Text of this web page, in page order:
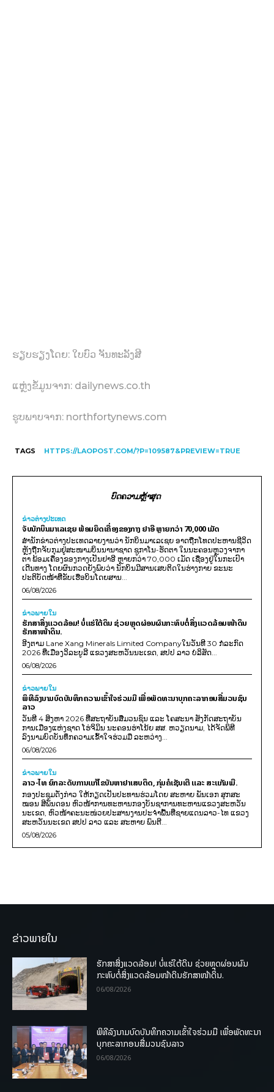
ຮຽບຮຽງໂດຍ: ໃບບົວ ຈັນທະລັງສີ
ແຫຼ່ງຂໍ້ມູນຈາກ: dailynews.co.th
ຮູບພາບຈາກ: northfortynews.com
TAGS HTTPS://LAOPOST.COM/?P=109587&PREVIEW=TRUE
ບົດຄວາມຫຼ້າສຸດ
ຂ່າວຕ່າງປະເທດ
ຈັບນັກບິນມາເລເຊຍ ພ້ອມຍຶດເຄື່ອງຂອງກາງ ຢາອີ ຫຼາຍກວ່າ 70,000 ເມັດ
ສຳນັກຂ່າວຕ່າງປະເທດລາຍງານວ່າ ນັກບິນມາເລເຊຍ ອາດຖືກໂທດປະຫານຊີວິດ
ຫຼັງຖືກຈັບກຸມຢູ່ສະໜາມບິນນານາຊາດ ຊູກາໂນ-ຮັດຕາ ໃນນະຄອນຫຼວງຈາກາ
ຕາ ພ້ອມເຄື່ອງຂອງກາງເປັນຢາອີ ຫຼາຍກວ່າ 70,000 ເມັດ ເຊື່ອງຢູ່ໃນກະເປົາ
ເດີນທາງ ໂດຍຜົນກວດຍັງພົບວ່າ ນັກບິນມີສານເສບຕິດໃນຮ່າງກາຍ ຂະນະ
ປະຕິບັດໜ້າທີ່ຂັບເຮືອບິນໂດຍສານ...
06/08/2026
ຂ່າວພາຍ​ໃນ
ຮັກສາສິ່ງແວດລ້ອມ! ບໍ່ແຮ່ໃຕ້ດິນ ຊ່ວຍຫຼຸດຜ່ອນຜົນກະທົບຕໍ່ສິ່ງແວດລ້ອມໜ້າດິນ
ຮັກສາໜ້າດິນ.
ອີງຕາມ Lane Xang Minerals Limited Companyໃນວັນທີ 30 ກໍລະກົດ
2026 ທີ່ເມືອງວິລະບູລີ ແຂວງສະຫວັນນະເຂດ, ສປປ ລາວ ບໍລິສັດ...
06/08/2026
ຂ່າວພາຍ​ໃນ
ພິທີລົງນາມບົດບັນທຶກຄວາມເຂົ້າໃຈຮ່ວມມື ເພື່ອພັດທະນາບຸກຄະລາກອນສື່ມວນຊົນ
ລາວ
ວັນທີ 4 ສິງຫາ 2026 ທີ່ສະຖາບັນສື່ມວນຊົນ ແລະ ໂຄສະນາ ສັງກັດສະຖາບັນ
ການເມືອງແຫ່ງຊາດ ໂຮ່ຈິມິນ ນະຄອນຮ່າໂນ້ຍ ສສ. ຫວຽດນາມ, ໄດ້ຈັດພິທີ
ລົງນາມບົດບັນທຶກຄວາມເຂົ້າໃຈຮ່ວມມື ລະຫວ່າງ...
06/08/2026
ຂ່າວພາຍ​ໃນ
ລາວ-ໄທ ຍົກລະດັບການແກ້ໄຂບັນຫາຢາເສບຕິດ, ກຸ່ມຄໍເຊັນເຕີ ແລະ ສະແກັມເມີ.
ກອງປະຊຸມດັ່ງກ່າວ ໃຫ້ກຽດເປັນປະທານຮ່ວມໂດຍ ສະຫາຍ ພັນເອກ ສຸກສະ
ໝອນ ສີພັນດອນ ຫົວໜ້າການທະຫານກອງບັນຊາການທະຫານແຂວງສະຫວັນ
ນະເຂດ, ຫົວໜ້າຄະນະໜ່ວຍປະສານງານປະຈຳພື້ນທີ່ຊາຍແດນລາວ-ໄທ ແຂວງ
ສະຫວັນນະເຂດ ສປປ ລາວ ແລະ ສະຫາຍ ພົນຕີ...
05/08/2026
ຂ່າວພາຍໃນ
ຮັກສາສິ່ງແວດລ້ອມ! ບໍ່ແຮ່ໃຕ້ດິນ ຊ່ວຍຫຼຸດຜ່ອນຜົນ
ກະທົບຕໍ່ສິ່ງແວດລ້ອມໜ້າດິນຮັກສາໜ້າດິນ.
06/08/2026
ພິທີລົງນາມບົດບັນທຶກຄວາມເຂົ້າໃຈຮ່ວມມື ເພື່ອພັດທະນາ
ບຸກຄະລາກອນສື່ມວນຊົນລາວ
06/08/2026